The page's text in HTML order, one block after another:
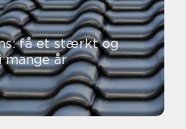
få et stærkt og
år